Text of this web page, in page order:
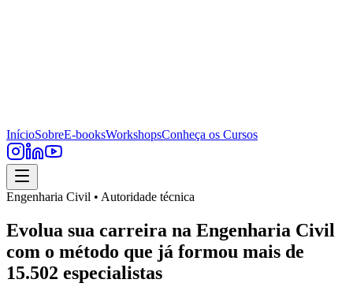
InícioSobreE-booksWorkshopsConheça os Cursos
Engenharia Civil • Autoridade técnica
Evolua sua carreira na Engenharia Civil
com o método que já formou mais de
15.502 especialistas